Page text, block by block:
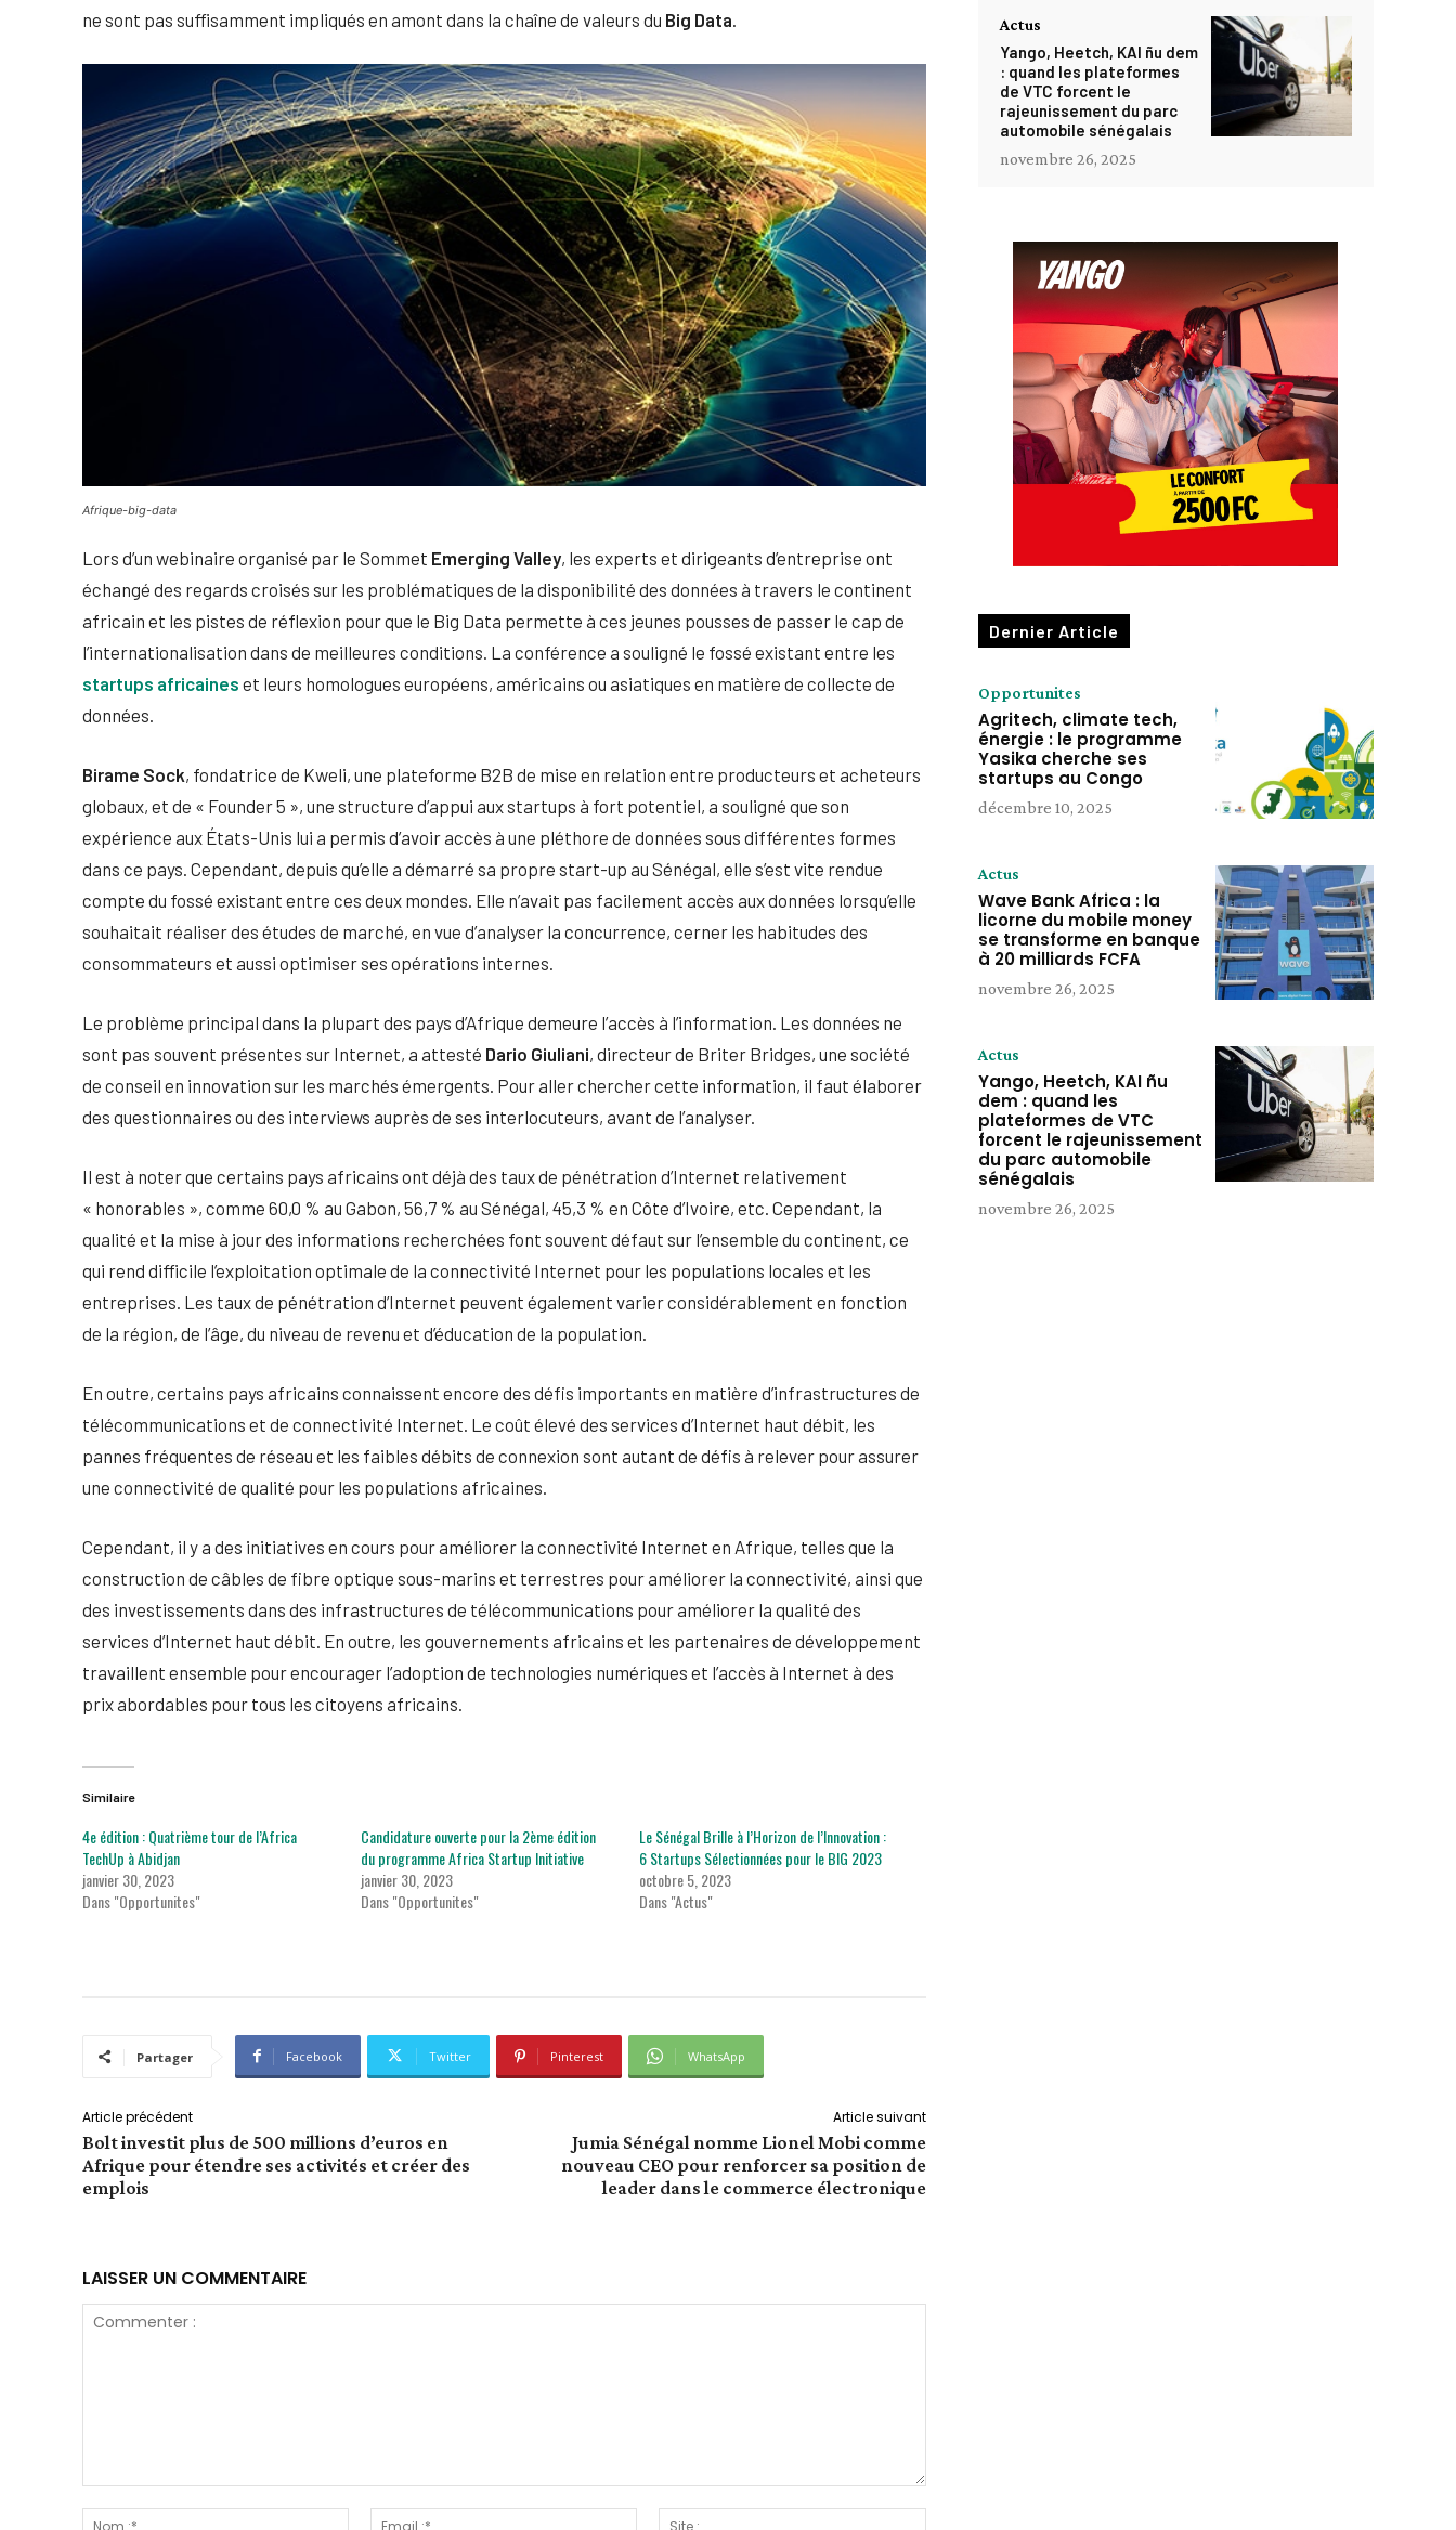
ne sont pas suffisamment impliqués en amont dans la chaîne de valeurs du Big Data
Afrique-big-data
Lors d’un webinaire organisé par le Sommet Emerging Valley, les experts et dirigeants d’entreprise ont
échangé des regards croisés sur les problématiques de la disponibilité des données à travers le continent
africain et les pistes de réflexion pour que le Big Data permette à ces jeunes pousses de passer le cap de
l’internationalisation dans de meilleures conditions. La conférence a souligné le fossé existant entre les
startups africaines et leurs homologues européens, américains ou asiatiques en matière de collecte de
données.
Birame Sock, fondatrice de Kweli, une plateforme B2B de mise en relation entre producteurs et acheteurs
globaux, et de « Founder 5 », une structure d’appui aux startups à fort potentiel, a souligné que son
expérience aux États-Unis lui a permis d’avoir accès à une pléthore de données sous différentes formes
dans ce pays. Cependant, depuis qu’elle a démarré sa propre start-up au Sénégal, elle s’est vite rendue
compte du fossé existant entre ces deux mondes. Elle n’avait pas facilement accès aux données lorsqu’elle
souhaitait réaliser des études de marché, en vue d’analyser la concurrence, cerner les habitudes des
consommateurs et aussi optimiser ses opérations internes.
Le problème principal dans la plupart des pays d’Afrique demeure l’accès à l’information. Les données ne
sont pas souvent présentes sur Internet, a attesté Dario Giuliani, directeur de Briter Bridges, une société
de conseil en innovation sur les marchés émergents. Pour aller chercher cette information, il faut élaborer
des questionnaires ou des interviews auprès de ses interlocuteurs, avant de l’analyser.
Il est à noter que certains pays africains ont déjà des taux de pénétration d’Internet relativement
« honorables », comme 60,0 % au Gabon, 56,7 % au Sénégal, 45,3 % en Côte d’Ivoire, etc. Cependant, la
qualité et la mise à jour des informations recherchées font souvent défaut sur l’ensemble du continent, ce
qui rend difficile l’exploitation optimale de la connectivité Internet pour les populations locales et les
entreprises. Les taux de pénétration d’Internet peuvent également varier considérablement en fonction
de la région, de l’âge, du niveau de revenu et d’éducation de la population.
En outre, certains pays africains connaissent encore des défis importants en matière d’infrastructures de
télécommunications et de connectivité Internet. Le coût élevé des services d’Internet haut débit, les
pannes fréquentes de réseau et les faibles débits de connexion sont autant de défis à relever pour assurer
une connectivité de qualité pour les populations africaines.
Cependant, il y a des initiatives en cours pour améliorer la connectivité Internet en Afrique, telles que la
construction de câbles de fibre optique sous-marins et terrestres pour améliorer la connectivité, ainsi que
des investissements dans des infrastructures de télécommunications pour améliorer la qualité des
services d’Internet haut débit. En outre, les gouvernements africains et les partenaires de développement
travaillent ensemble pour encourager l’adoption de technologies numériques et l’accès à Internet à des
prix abordables pour tous les citoyens africains.
Similaire
4e édition : Quatrième tour de l’Africa
TechUp à Abidjan
janvier 30, 2023
Dans "Opportunites"
Candidature ouverte pour la 2ème édition
du programme Africa Startup Initiative
janvier 30, 2023
Dans "Opportunites"
Le Sénégal Brille à l’Horizon de l’Innovation :
6 Startups Sélectionnées pour le BIG 2023
octobre 5, 2023
Dans "Actus"
Partager Facebook Twitter Pinterest WhatsApp
Article précédent
Bolt investit plus de 500 millions d’euros en
Afrique pour étendre ses activités et créer des
emplois
Article suivant
Jumia Sénégal nomme Lionel Mobi comme
nouveau CEO pour renforcer sa position de
leader dans le commerce électronique
LAISSER UN COMMENTAIRE
Actus
Yango, Heetch, KAI ñu dem
: quand les plateformes
de VTC forcent le
rajeunissement du parc
automobile sénégalais
novembre 26, 2025
Dernier Article
Opportunites
Agritech, climate tech,
énergie : le programme
Yasika cherche ses
startups au Congo
décembre 10, 2025
Actus
Wave Bank Africa : la
licorne du mobile money
se transforme en banque
à 20 milliards FCFA
novembre 26, 2025
Actus
Yango, Heetch, KAI ñu
dem : quand les
plateformes de VTC
forcent le rajeunissement
du parc automobile
sénégalais
novembre 26, 2025